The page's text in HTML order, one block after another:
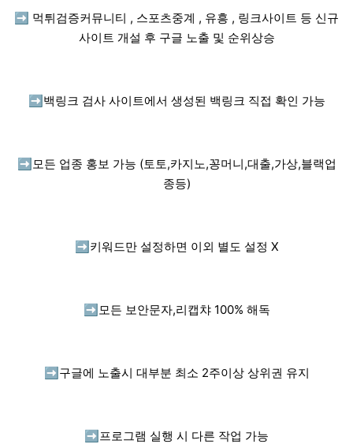
➡️ 먹튀검증커뮤니티 , 스포츠중계 , 유흥 , 링크사이트 등 신규
사이트 개설 후 구글 노출 및 순위상승
➡️ 백링크 검사 사이트에서 생성된 백링크 직접 확인 가능
➡️ 모든 업종 홍보 가능 (토토,카지노,꽁머니,대출,가상,블랙업
종등)
➡️ 키워드만 설정하면 이외 별도 설정 X
➡️ 모든 보안문자,리캡챠 100% 해독
➡️ 구글에 노출시 대부분 최소 2주이상 상위권 유지
➡️ 프로그램 실행 시 다른 작업 가능